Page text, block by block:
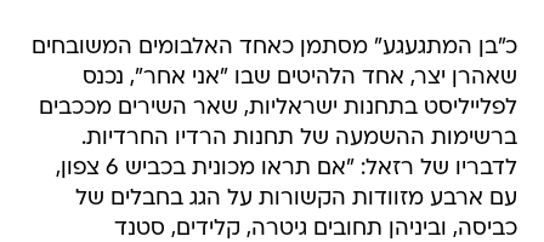
כ"בן המתגעגע" מסתמן כאחד האלבומים המשובחים
שאהרן יצר, אחד הלהיטים שבו "אני אחר", נכנס
לפלייליסט בתחנות ישראליות, שאר השירים מככבים
ברשימות ההשמעה של תחנות הרדיו החרדיות.
לדבריו של רזאל: "אם תראו מכונית בכביש 6 צפון,
עם ארבע מזוודות הקשורות על הגג בחבלים של
כביסה, וביניהן תחובים גיטרה, קלידים, סטנד